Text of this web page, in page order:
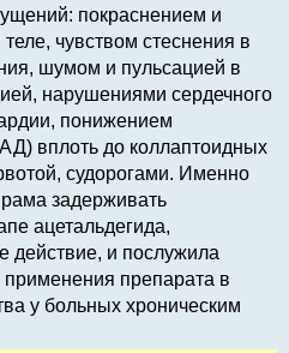
покраснением и
чувством стеснения в
шумом и пульсацией в
нарушениями сердечного
понижением
вплоть до коллаптоидных
судорогами. Именно
задерживать
ацетальдегида,
действие, и послужила
препарата в
у больных хроническим